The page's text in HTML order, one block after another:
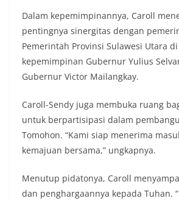
Dalam kepemimpinannya, Caroll
pentingnya sinergitas dengan
Pemerintah Provinsi Sulawesi Utara
kepemimpinan Gubernur Yulius
Gubernur Victor Mailangkay.
Caroll-Sendy juga membuka ruang
untuk berpartisipasi dalam
Tomohon. “Kami siap menerima
kemajuan bersama,” ungkapnya.
Menutup pidatonya, Caroll
dan penghargaannya kepada Tuhan.